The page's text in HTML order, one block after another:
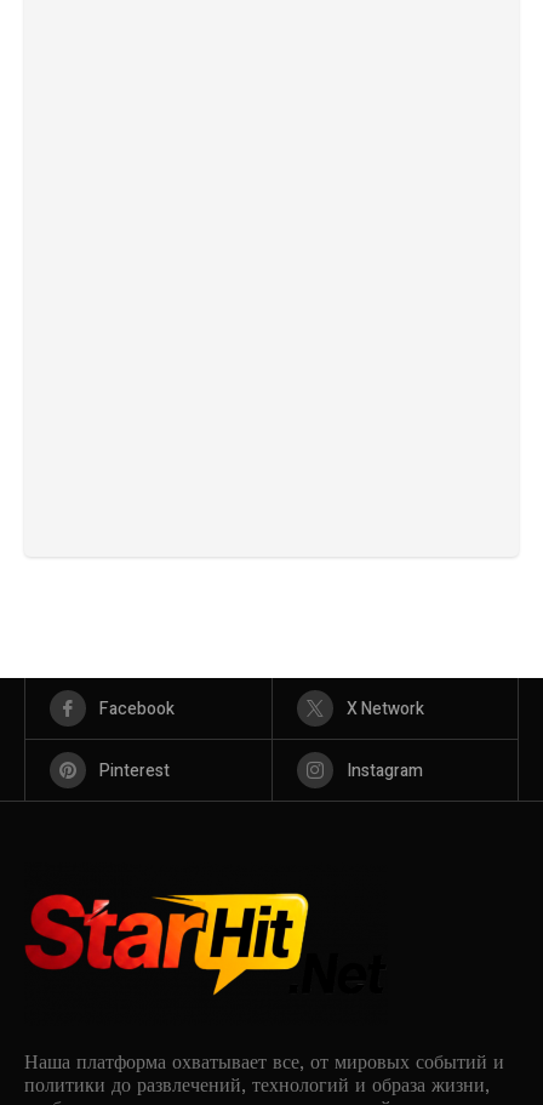
Facebook X Network
Pinterest Instagram
Наша платформа охватывает все, от мировых событий и
политики до развлечений, технологий и образа жизни,